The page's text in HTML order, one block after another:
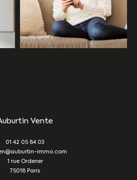
Vente
01 42 05 84 03
immo.com
1 rue Ordener
75018
Paris